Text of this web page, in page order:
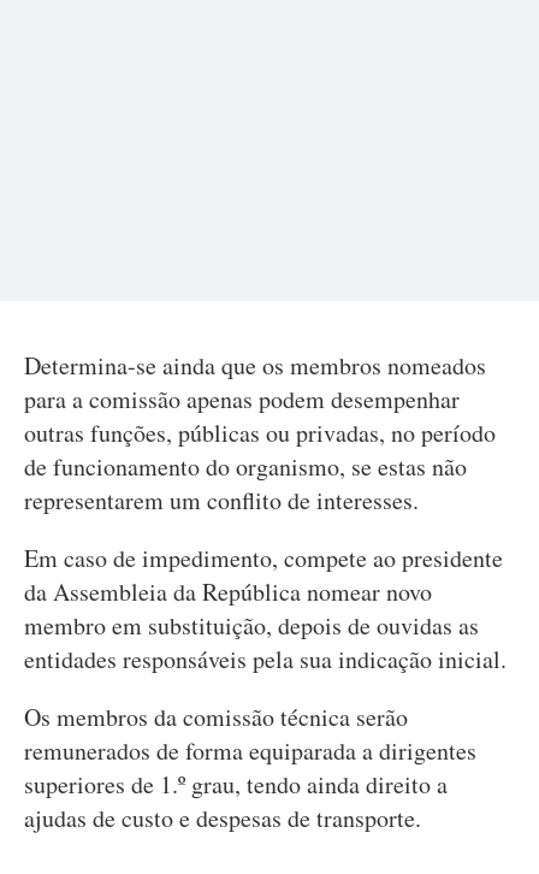
Determina-se ainda que os membros nomeados
para a comissão apenas podem desempenhar
outras funções, públicas ou privadas, no período
de funcionamento do organismo, se estas não
representarem um conflito de interesses.
Em caso de impedimento, compete ao presidente
da Assembleia da República nomear novo
membro em substituição, depois de ouvidas as
entidades responsáveis pela sua indicação inicial.
Os membros da comissão técnica serão
remunerados de forma equiparada a dirigentes
superiores de 1.º grau, tendo ainda direito a
ajudas de custo e despesas de transporte.